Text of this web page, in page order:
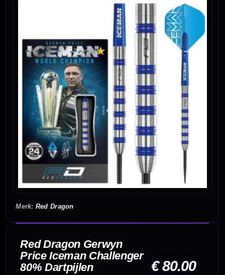
Red Dragon
Red Dragon Gerwyn
Price Iceman Challenger
80% Dartpijlen
€ 80.00